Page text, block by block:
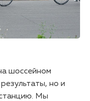
шоссейном
но и
Мы